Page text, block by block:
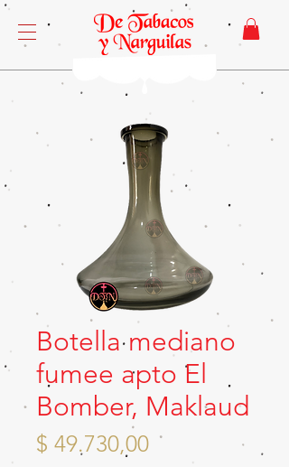
Botella mediano
fumee apto El
Bomber, Maklaud
$ 49.730,00Precio